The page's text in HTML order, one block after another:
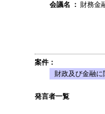
会議名
： 財務金
案件：
財政及び金融に
発言者一覧